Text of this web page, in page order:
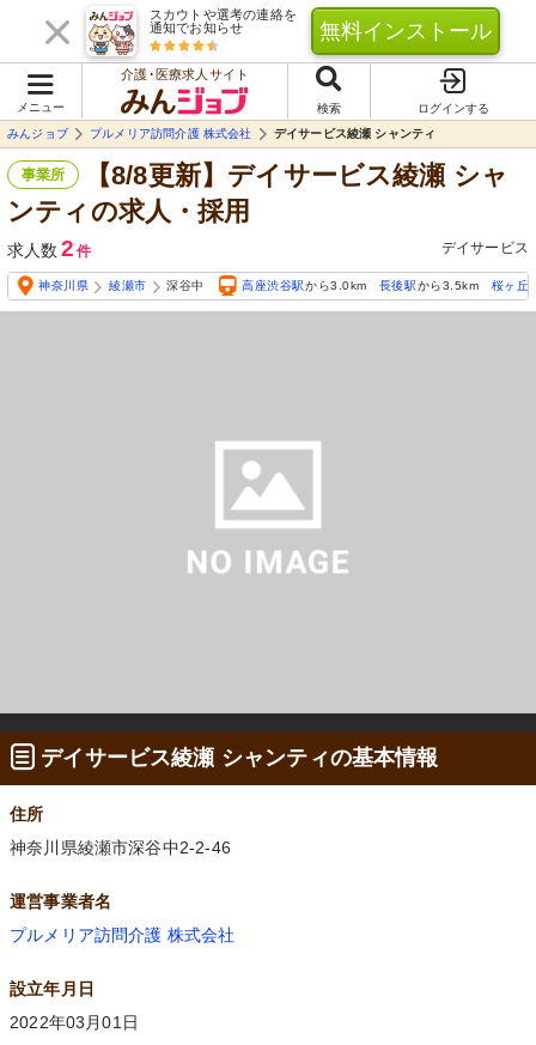
スカウトや選考の連絡を
通知でお知らせ
無料インストール
メニュー
介護･医療求人サイト
検索
ログインする
みんジョブ
プルメリア訪問介護 株式会社 デイサービス綾瀬 シャンティ
事業所
【8/8更新】デイサービス綾瀬 シャ
ンティの求人・採用
求人数 2 件 デイサービス
神奈川県 綾瀬市 深谷中 高座渋谷駅から3.0km 長後駅から3.5km 桜ヶ丘
デイサービス綾瀬 シャンティの基本情報
住所
神奈川県綾瀬市深谷中2-2-46
運営事業者名
プルメリア訪問介護 株式会社
設立年月日
2022年03月01日